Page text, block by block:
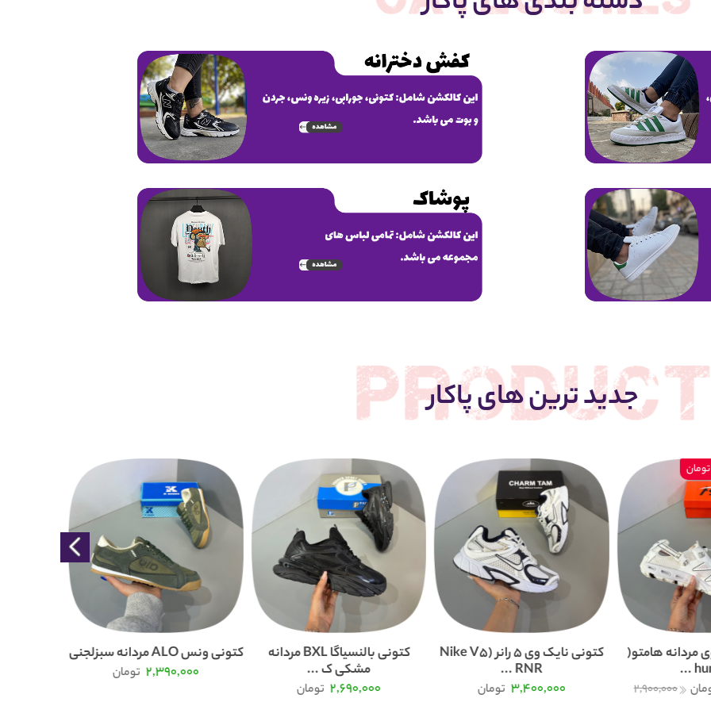
جدید ترین های پاکار
مردانه هامتو(
2,900,000
کتونی نایک وی 5 رانر (Nike V5
RNR ...
3,400,000 تومان
کتونی بالنسیاگا BXL مردانه
مشکی ک ...
2,690,000 تومان
کتونی ونس ALO مردانه سبزلجنی
2,390,000 تومان